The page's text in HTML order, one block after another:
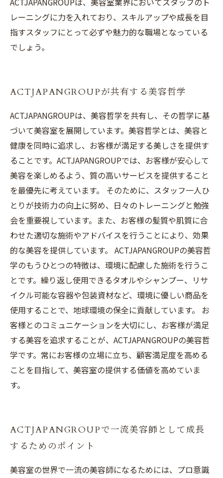
レーニングに力を入れており、スキルアップや成長を目
指すスタッフにとって必ずや魅力的な職場となっている
でしょう。
ACTJAPANGROUPが共有する美容哲学
ACTJAPANGROUPは、美容哲学を共有し、その哲学に基
づいて美容室を展開しています。美容哲学とは、美容と
健康を同時に追求し、お客様が満足する美しさを提供す
ることです。ACTJAPANGROUPでは、お客様が安心して
美容を楽しめるよう、質の高いサービスを提供すること
を最優先に考えています。 そのために、スタッフ一人ひ
とりが技術力の向上に努め、日々のトレーニングと勉強
会を重要視しています。また、お客様の髪質や肌質に合
わせた適切な施術やアドバイスを行うことにより、効果
的な美容を提供しています。 ACTJAPANGROUPの美容哲
学のもうひとつの特徴は、環境に配慮した施術を行うこ
とです。繰り返し使用できるタオルやシャンプー、リサ
イクル可能な容器や包装資材など、環境に優しい商品を
使用することで、地球環境の保全に貢献しています。 お
客様とのコミュニケーションを大切にし、お客様が満足
する美容を追求することが、ACTJAPANGROUPの美容哲
学です。常にお客様の立場に立ち、顧客満足度を高める
ことを目指して、美容室の提供する価値を高めていま
す。
ACTJAPANGROUPで一流美容師として成長
するためのポイント
美容室の世界で一流の美容師になるためには、プロ意識